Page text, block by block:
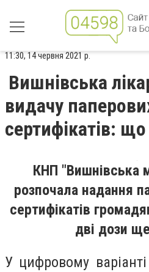
11:30, 14 червня 2021 р.
Вишнівська
видачу
сертифікатів:
КНП "Вишнівська
розпочала надання
сертифікатів
дві дози
У цифровому